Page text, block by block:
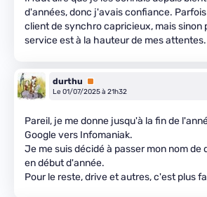
d'années, donc j'avais confiance.
client de synchro capricieux, mais sinon
service est à la hauteur de mes attentes.
durthu
Premium
Le 01/07/2025 à 21h32
Pareil, je me donne jusqu'à la fin de
Google vers Infomaniak.
Je me suis décidé à passer mon nom de
en début d'année.
Pour le reste, drive et autres, c'est plus